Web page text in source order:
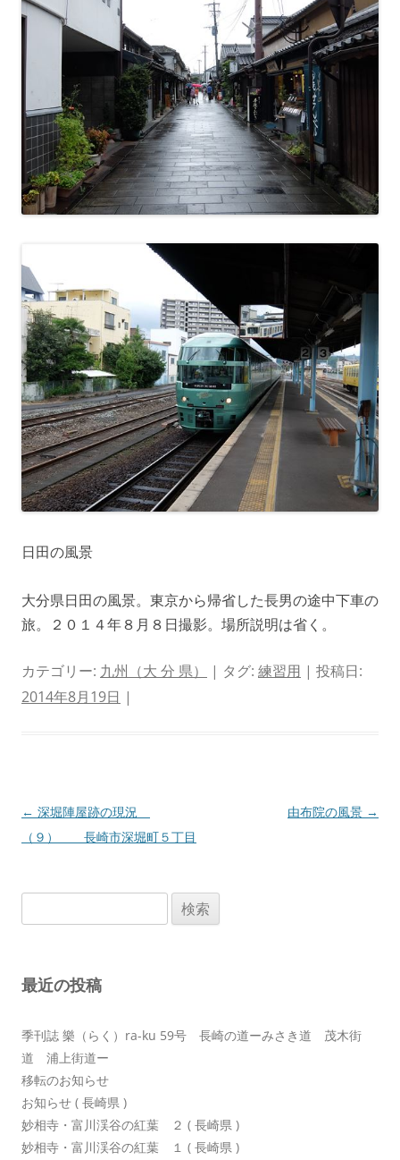
日田の風景
大分県日田の風景。東京から帰省した長男の途中下車の
旅。２０１４年８月８日撮影。場所説明は省く。
カテゴリー: 九州（大 分 県） | タグ: 練習用 | 投稿日:
2014年8月19日 |
投
稿
ョ
← 深堀陣屋跡の現況
（９） 長崎市深堀町５丁目
由布院の風景 →
索:
最近の投稿
季刊誌 樂（らく）ra-ku 59号 長崎の道ーみさき道 茂木街
道 浦上街道ー
移転のお知らせ
お知らせ ( 長崎県 )
妙相寺・富川渓谷の紅葉 ２ ( 長崎県 )
妙相寺・富川渓谷の紅葉 １ ( 長崎県 )